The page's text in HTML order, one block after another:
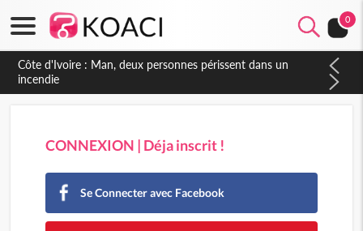
0
Côte d'Ivoire : Man, deux personnes périssent dans un
incendie
CONNEXION | Déja inscrit !
Se Connecter avec Facebook